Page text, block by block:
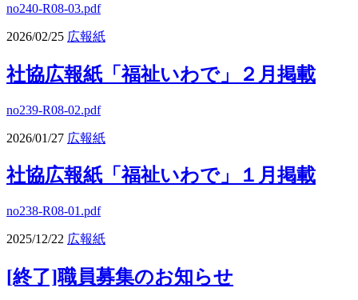
no240-R08-03.pdf
2026/02/25 広報紙
社協広報紙「福祉いわで」２月掲載
no239-R08-02.pdf
2026/01/27 広報紙
社協広報紙「福祉いわで」１月掲載
no238-R08-01.pdf
2025/12/22 広報紙
[終了]職員募集のお知らせ